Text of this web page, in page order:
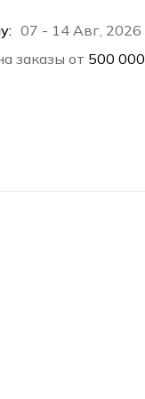
07 - 14 Авг, 2026
заказы от 500 000